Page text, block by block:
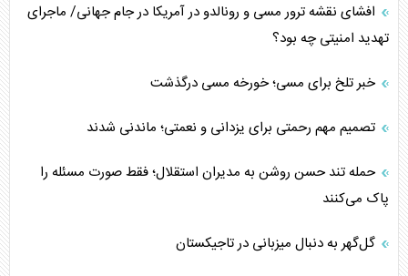
افشای نقشه ترور مسی و رونالدو در آمریکا در جام جهانی/ ماجرای
تهدید امنیتی چه بود؟
خبر تلخ برای مسی؛ خورخه مسی درگذشت
تصمیم مهم رحمتی برای یزدانی و نعمتی؛ ماندنی شدند
حمله تند حسن روشن به مدیران استقلال؛ فقط صورت مسئله را
پاک می‌کنند
گل‌گهر به دنبال میزبانی در تاجیکستان